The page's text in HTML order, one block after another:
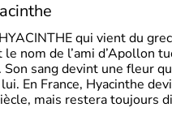
qui vient du
le nom de l’ami d’Apollon
sang devint une fleur
En France, Hyacinthe
mais restera toujours